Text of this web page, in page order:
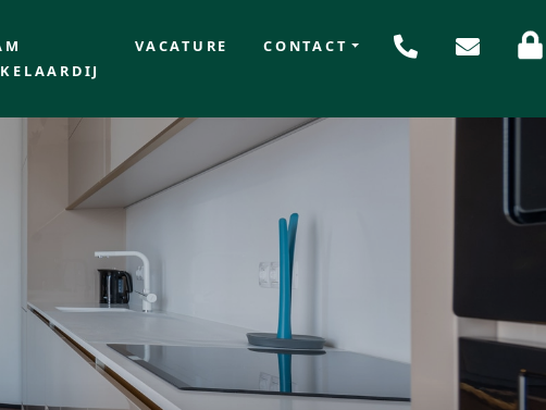
VACATURE CONTACT